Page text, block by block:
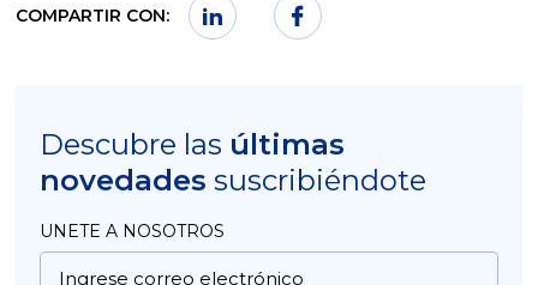
COMPARTIR CON:
Descubre las últimas
novedades suscribiéndote
UNETE A NOSOTROS